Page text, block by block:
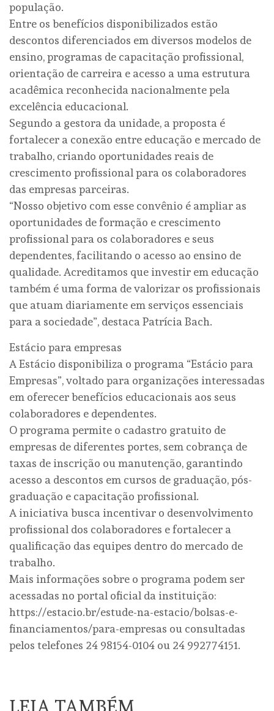
população.
Entre os benefícios disponibilizados estão
descontos diferenciados em diversos modelos de
ensino, programas de capacitação profissional,
orientação de carreira e acesso a uma estrutura
acadêmica reconhecida nacionalmente pela
excelência educacional.
Segundo a gestora da unidade, a proposta é
fortalecer a conexão entre educação e mercado de
trabalho, criando oportunidades reais de
crescimento profissional para os colaboradores
das empresas parceiras.
“Nosso objetivo com esse convênio é ampliar as
oportunidades de formação e crescimento
profissional para os colaboradores e seus
dependentes, facilitando o acesso ao ensino de
qualidade. Acreditamos que investir em educação
também é uma forma de valorizar os profissionais
que atuam diariamente em serviços essenciais
para a sociedade”, destaca Patrícia Bach.
Estácio para empresas
A Estácio disponibiliza o programa “Estácio para
Empresas”, voltado para organizações interessadas
em oferecer benefícios educacionais aos seus
colaboradores e dependentes.
O programa permite o cadastro gratuito de
empresas de diferentes portes, sem cobrança de
taxas de inscrição ou manutenção, garantindo
acesso a descontos em cursos de graduação, pós-
graduação e capacitação profissional.
A iniciativa busca incentivar o desenvolvimento
profissional dos colaboradores e fortalecer a
qualificação das equipes dentro do mercado de
trabalho.
Mais informações sobre o programa podem ser
acessadas no portal oficial da instituição:
https://estacio.br/estude-na-estacio/bolsas-e-
financiamentos/para-empresas ou consultadas
pelos telefones 24 98154-0104 ou 24 992774151.
LEIA TAMBÉM